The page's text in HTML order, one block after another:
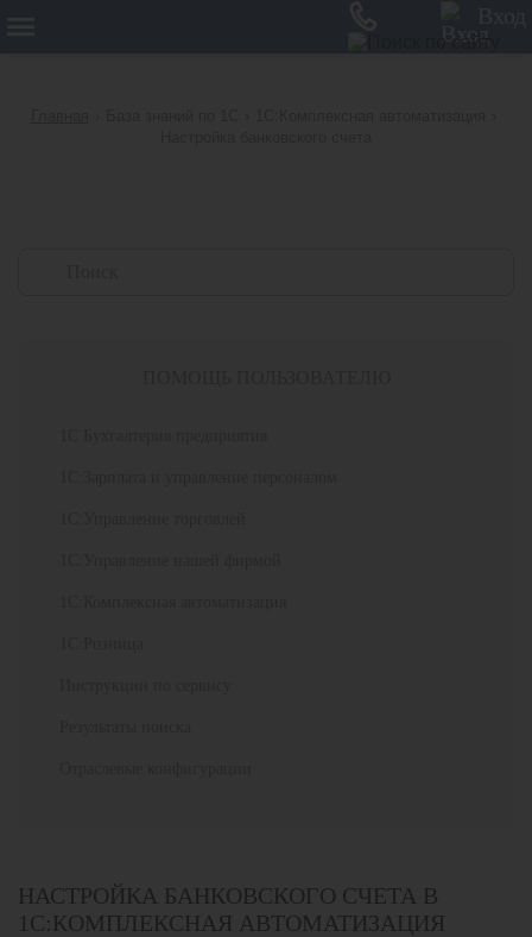
НАСТРОЙКА БАНКОВСКОГО СЧЕТА В
1С:КОМПЛЕКСНАЯ АВТОМАТИЗАЦИЯ